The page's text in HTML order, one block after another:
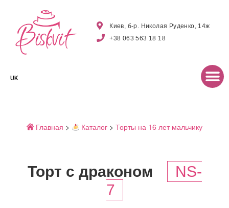
Киев, б-р. Николая Руденко, 14ж
+38 063 563 18 18
UK
Главная > Каталог >Торты на 16 лет мальчику
Торт с драконом
NS-
7